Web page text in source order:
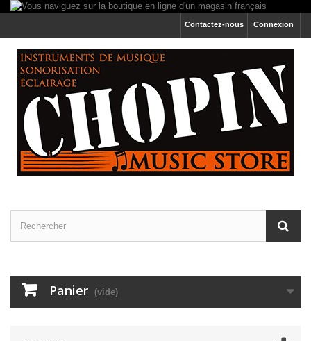
Connexion
Contactez-nous
Panier (vide)